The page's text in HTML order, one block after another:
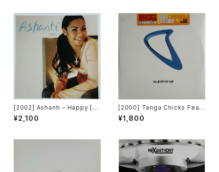
[2002] Ashanti – Happy [M
urder Inc Records]
¥2,100
[2000] Tanga Chicks Featu
ring Dimitri & Tom – Brasil
Over Zurich [Subliminal][2
¥1,800